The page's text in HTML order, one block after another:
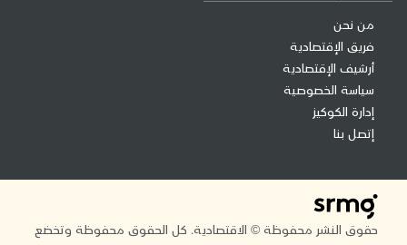
من نحن
فريق الإقتصادية
أرشيف الإقتصادية
سياسة الخصوصية
إدارة الكوكيز
إتصل بنا
حقوق النشر محفوظة © الاقتصادية. كل الحقوق محفوظة وتخضع